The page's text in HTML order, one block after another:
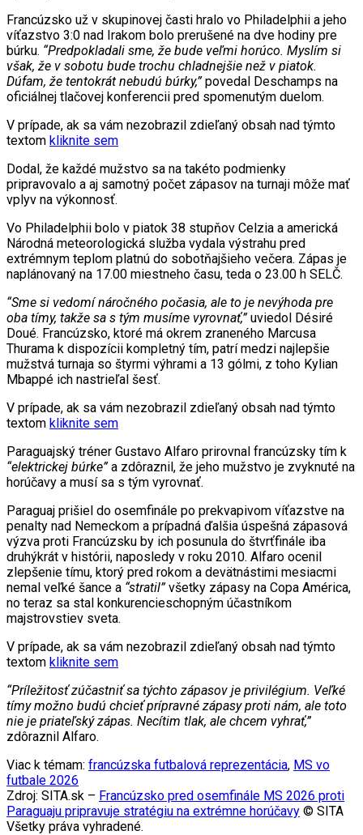
Francúzsko už v skupinovej časti hralo vo Philadelphii a jeho
víťazstvo 3:0 nad Irakom bolo prerušené na dve hodiny pre
búrku. “Predpokladali sme, že bude veľmi horúco. Myslím si
však, že v sobotu bude trochu chladnejšie než v piatok.
Dúfam, že tentokrát nebudú búrky,”povedal Deschamps na
oficiálnej tlačovej konferencii pred spomenutým duelom.
V prípade, ak sa vám nezobrazil zdieľaný obsah nad týmto
textom kliknite sem
Dodal, že každé mužstvo sa na takéto podmienky
pripravovalo a aj samotný počet zápasov na turnaji môže mať
vplyv na výkonnosť.
Vo Philadelphii bolo v piatok 38 stupňov Celzia a americká
Národná meteorologická služba vydala výstrahu pred
extrémnym teplom platnú do sobotňajšieho večera. Zápas je
naplánovaný na 17.00 miestneho času, teda o 23.00 h SELČ.
“Sme si vedomí náročného počasia, ale to je nevýhoda pre
oba tímy, takže sa s tým musíme vyrovnať,”uviedol Désiré
Doué. Francúzsko, ktoré má okrem zraneného Marcusa
Thurama k dispozícii kompletný tím, patrí medzi najlepšie
mužstvá turnaja so štyrmi výhrami a 13 gólmi, z toho Kylian
Mbappé ich nastrieľal šesť.
V prípade, ak sa vám nezobrazil zdieľaný obsah nad týmto
textom kliknite sem
Paraguajský tréner Gustavo Alfaro prirovnal francúzsky tím k
“elektrickej búrke”a zdôraznil, že jeho mužstvo je zvyknuté na
horúčavy a musí sa s tým vyrovnať.
Paraguaj prišiel do osemfinále po prekvapivom víťazstve na
penalty nad Nemeckom a prípadná ďalšia úspešná zápasová
výzva proti Francúzsku by ich posunula do štvrťfinále iba
druhýkrát v histórii, naposledy v roku 2010. Alfaro ocenil
zlepšenie tímu, ktorý pred rokom a devätnástimi mesiacmi
nemal veľké šance a “stratil”všetky zápasy na Copa América,
no teraz sa stal konkurencieschopným účastníkom
majstrovstiev sveta.
V prípade, ak sa vám nezobrazil zdieľaný obsah nad týmto
textom kliknite sem
“Príležitosť zúčastniť sa týchto zápasov je privilégium. Veľké
tímy možno budú chcieť prípravné zápasy proti nám, ale toto
nie je priateľský zápas. Necítim tlak, ale chcem vyhrať,”
zdôraznil Alfaro.
Viac k témam: francúzska futbalová reprezentácia, MS vo
futbale 2026
Zdroj: SITA.sk – Francúzsko pred osemfinále MS 2026 proti
Paraguaju pripravuje stratégiu na extrémne horúčavy © SITA
Všetky práva vyhradené.